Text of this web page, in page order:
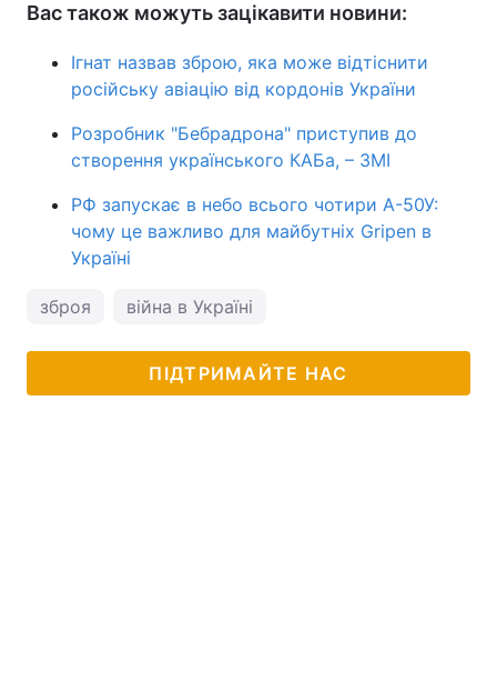
Вас також можуть зацікавити новини:
Ігнат назвав зброю, яка може відтіснити
російську авіацію від кордонів України
Розробник "Бебрадрона" приступив до
створення українського КАБа, – ЗМІ
РФ запускає в небо всього чотири А-50У:
чому це важливо для майбутніх Gripen в
Україні
зброя війна в Україні
ПІДТРИМАЙТЕ НАС